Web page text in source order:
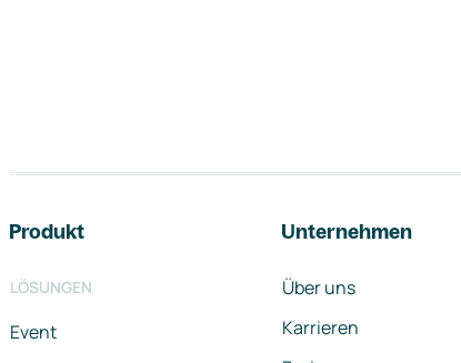
Produkt
LÖSUNGEN
Event
Unternehmen
Über uns
Karrieren